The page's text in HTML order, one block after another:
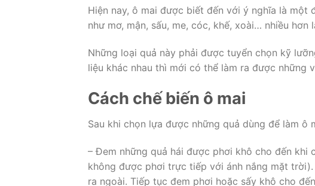
Hiện nay, ô mai được biết đến với ý nghĩa là một
như mơ, mận, sấu, me, cóc, khế, xoài… nhiều hơn
Những loại quả này phải được tuyển chọn kỹ
liệu khác nhau thì mới có thể làm ra được những
Cách chế biến ô mai
Sau khi chọn lựa được những quả dùng để làm ô
– Đem những quả hái được phơi khô cho đến khi
không được phơi trực tiếp với ánh nắng mặt
ra ngoài. Tiếp tục đem phơi hoặc sấy khô cho